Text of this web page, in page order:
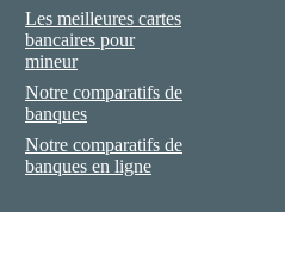
Les meilleures cartes
bancaires pour
mineur
Notre comparatifs de
banques
Notre comparatifs de
banques en ligne